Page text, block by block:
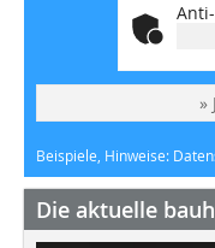
»
Beispiele, Hinweise:
Die aktuelle